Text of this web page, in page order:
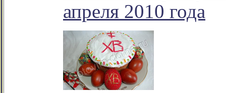
апреля 2010 года